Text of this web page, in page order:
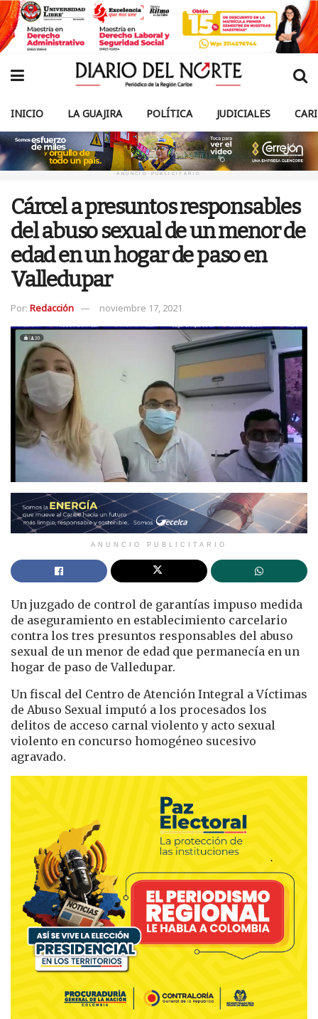
INICIO LA GUAJIRA POLÍTICA JUDICIALES
ANUNCIO PUBLICITARIO
Cárcel a presuntos responsables
del abuso sexual de un menor de
edad en un hogar de paso en
Valledupar
Por: Redacción noviembre 17, 2021
ANUNCIO PUBLICITARIO
Un juzgado de control de garantías impuso medida
de aseguramiento en establecimiento carcelario
contra los tres presuntos responsables del abuso
sexual de un menor de edad que permanecía en un
hogar de paso de Valledupar.
Un fiscal del Centro de Atención Integral a Víctimas
de Abuso Sexual imputó a los procesados los
delitos de acceso carnal violento y acto sexual
violento en concurso homogéneo sucesivo
agravado.